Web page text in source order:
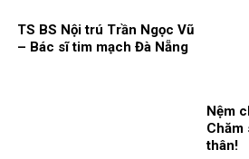
TS BS Nội trú Trần Ngọc Vũ
– Bác sĩ tim mạch Đà Nẵng
Nệm
Chăm
thân!